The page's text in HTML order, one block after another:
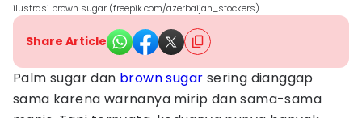
ilustrasi brown sugar (freepik.com/azerbaijan_stockers)
Share Article
Palm sugar dan brown sugar sering dianggap
sama karena warnanya mirip dan sama-sama